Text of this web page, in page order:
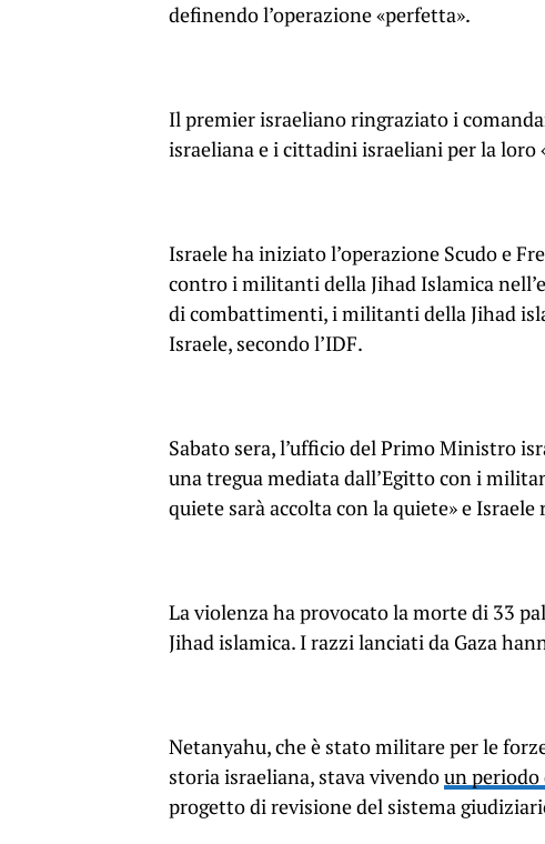
definendo l’operazione «perfetta».
Il premier israeliano ringraziato i
israeliana e i cittadini israeliani per la loro
Israele ha iniziato l’operazione Scudo e
contro i militanti della Jihad Islamica
di combattimenti, i militanti della Jihad
Israele, secondo l’IDF.
Sabato sera, l’ufficio del Primo Ministro
una tregua mediata dall’Egitto con i
quiete sarà accolta con la quiete» e
La violenza ha provocato la morte di 33
Jihad islamica. I razzi lanciati da Gaza
Netanyahu, che è stato militare per le
storia israeliana, stava vivendoun periodo
progetto di revisione del sistema